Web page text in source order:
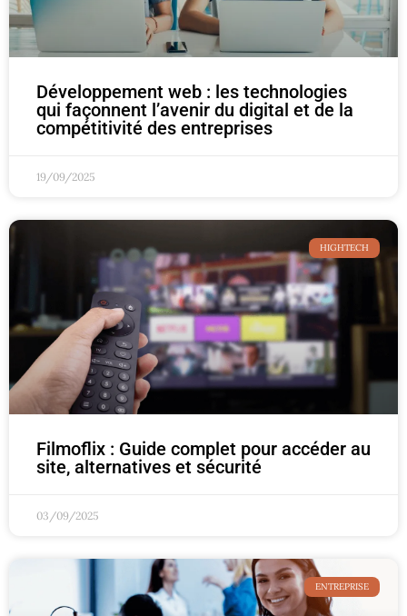
Développement web : les technologies
qui façonnent l’avenir du digital et de la
compétitivité des entreprises
19/09/2025
HIGHTECH
Filmoflix : Guide complet pour accéder au
site, alternatives et sécurité
03/09/2025
ENTREPRISE